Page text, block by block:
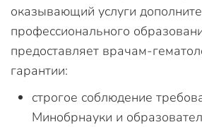
оказывающий услуги
профессионального
предоставляет врачам-
гарантии:
строгое соблюдение
Минобрнауки и